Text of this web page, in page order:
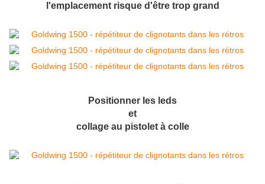
l'emplacement risque d'être trop grand
Positionner les leds
et
collage au pistolet à colle